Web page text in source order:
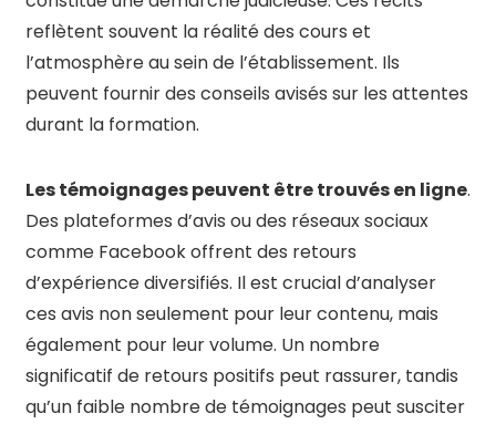
reflètent souvent la réalité des cours et
l’atmosphère au sein de l’établissement. Ils
peuvent fournir des conseils avisés sur les attentes
durant la formation.
Les témoignages peuvent être trouvés en ligne.
Des plateformes d’avis ou des réseaux sociaux
comme Facebook offrent des retours
d’expérience diversifiés. Il est crucial d’analyser
ces avis non seulement pour leur contenu, mais
également pour leur volume. Un nombre
significatif de retours positifs peut rassurer, tandis
qu’un faible nombre de témoignages peut susciter